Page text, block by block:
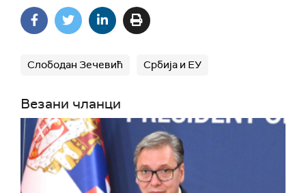
Слободан Зечевић Србија и ЕУ
Везани чланци